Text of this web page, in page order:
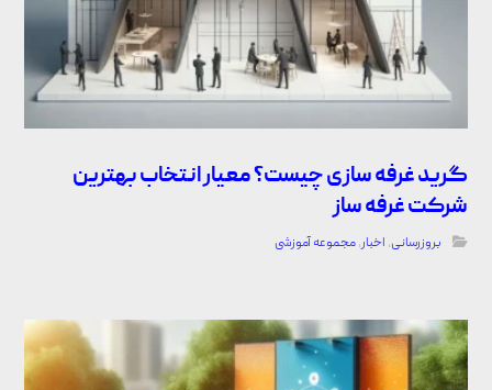
گرید غرفه سازی چیست؟ معیار انتخاب بهترین
شرکت غرفه ساز
بروزرسانی, اخبار,مجموعه آموزشی